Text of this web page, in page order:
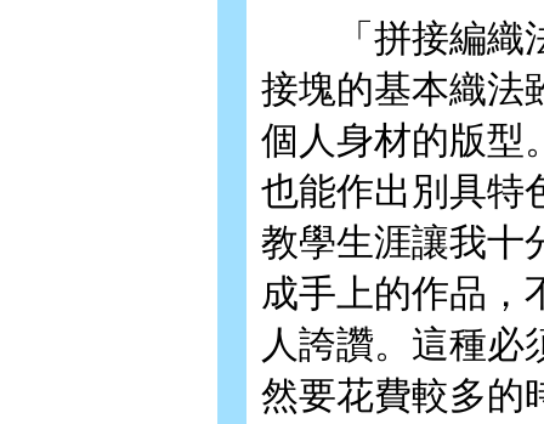
「拼接編織法
接塊的基本織法
個人身材的版型
也能作出別具特
教學生涯讓我十
成手上的作品，
人誇讚。這種必
然要花費較多的